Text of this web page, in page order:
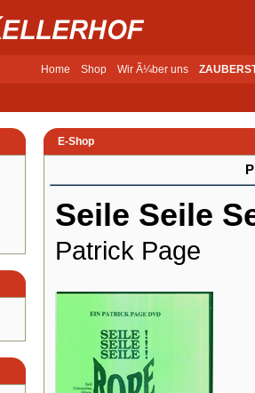
Home Shop Wir Ã¼ber uns
E-Shop
Seile Seile
Patrick Page